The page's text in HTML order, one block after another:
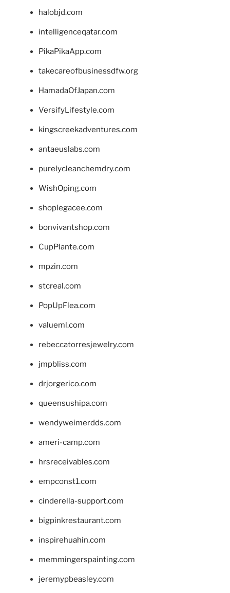
halobjd.com
intelligenceqatar.com
PikaPikaApp.com
takecareofbusinessdfw.org
HamadaOfJapan.com
VersifyLifestyle.com
kingscreekadventures.com
antaeuslabs.com
purelycleanchemdry.com
WishOping.com
shoplegacee.com
bonvivantshop.com
CupPlante.com
mpzin.com
stcreal.com
PopUpFlea.com
valueml.com
rebeccatorresjewelry.com
jmpbliss.com
drjorgerico.com
queensushipa.com
wendyweimerdds.com
ameri-camp.com
hrsreceivables.com
empconst1.com
cinderella-support.com
bigpinkrestaurant.com
inspirehuahin.com
memmingerspainting.com
jeremypbeasley.com